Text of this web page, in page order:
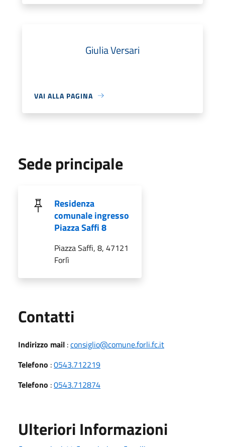
Giulia Versari
VAI ALLA PAGINA
Sede principale
Residenza
comunale ingresso
Piazza Saffi 8
Piazza Saffi, 8, 47121
Forlì
Contatti
Indirizzo mail :consiglio@comune.forli.fc.it
Telefono :0543.712219
Telefono :0543.712874
Ulteriori Informazioni